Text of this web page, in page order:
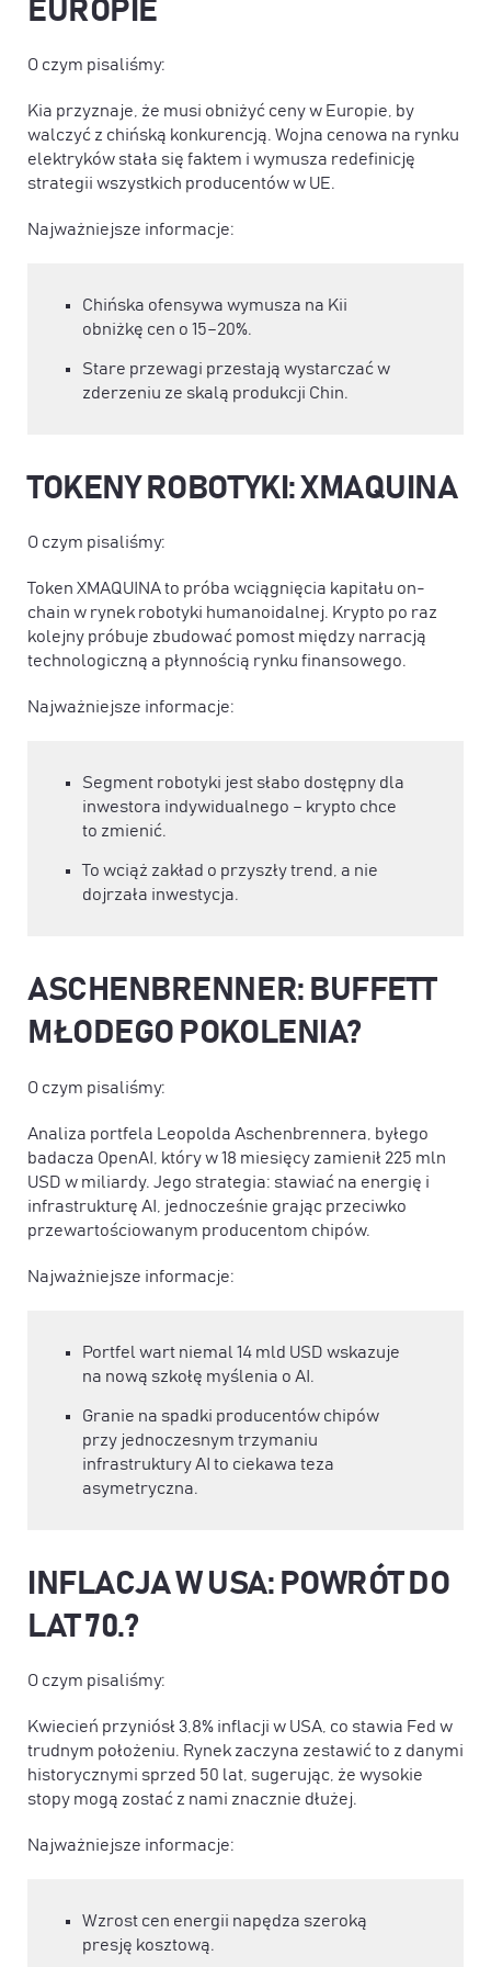
EUROPIE
O czym pisaliśmy:
Kia przyznaje, że musi obniżyć ceny w Europie, by
walczyć z chińską konkurencją. Wojna cenowa na rynku
elektryków stała się faktem i wymusza redefinicję
strategii wszystkich producentów w UE.
Najważniejsze informacje:
Chińska ofensywa wymusza na Kii
obniżkę cen o 15–20%.
Stare przewagi przestają wystarczać w
zderzeniu ze skalą produkcji Chin.
TOKENY ROBOTYKI: XMAQUINA
O czym pisaliśmy:
Token XMAQUINA to próba wciągnięcia kapitału on-
chain w rynek robotyki humanoidalnej. Krypto po raz
kolejny próbuje zbudować pomost między narracją
technologiczną a płynnością rynku finansowego.
Najważniejsze informacje:
Segment robotyki jest słabo dostępny dla
inwestora indywidualnego – krypto chce
to zmienić.
To wciąż zakład o przyszły trend, a nie
dojrzała inwestycja.
ASCHENBRENNER: BUFFETT
MŁODEGO POKOLENIA?
O czym pisaliśmy:
Analiza portfela Leopolda Aschenbrennera, byłego
badacza OpenAI, który w 18 miesięcy zamienił 225 mln
USD w miliardy. Jego strategia: stawiać na energię i
infrastrukturę AI, jednocześnie grając przeciwko
przewartościowanym producentom chipów.
Najważniejsze informacje:
Portfel wart niemal 14 mld USD wskazuje
na nową szkołę myślenia o AI.
Granie na spadki producentów chipów
przy jednoczesnym trzymaniu
infrastruktury AI to ciekawa teza
asymetryczna.
INFLACJA W USA: POWRÓT DO
LAT 70.?
O czym pisaliśmy:
Kwiecień przyniósł 3,8% inflacji w USA, co stawia Fed w
trudnym położeniu. Rynek zaczyna zestawić to z danymi
historycznymi sprzed 50 lat, sugerując, że wysokie
stopy mogą zostać z nami znacznie dłużej.
Najważniejsze informacje:
Wzrost cen energii napędza szeroką
presję kosztową.